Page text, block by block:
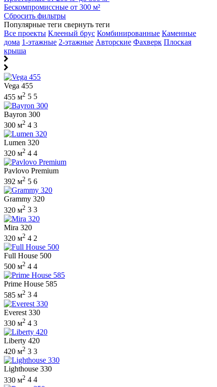
Бескомпромиссные от 300 м²
Сбросить фильтры
Популярные теги свернуть теги
Все проекты Клееный брус Комбинированные Каменные
дома 1-этажные 2-этажные Авторские Фахверк Плоская
крыша
Vega 455
455 м2 5 5
Bayron 300
300 м2 4 3
Lumen 320
320 м2 4 4
Pavlovo Premium
392 м2 5 6
Grammy 320
320 м2 3 3
Mira 320
320 м2 4 2
Full House 500
500 м2 4 4
Prime House 585
585 м2 3 4
Everest 330
330 м2 4 3
Liberty 420
420 м2 3 3
Lighthouse 330
330 м2 4 4